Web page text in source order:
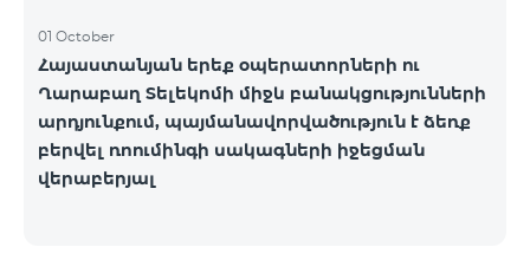
01 October
Հայաստանյան երեք օպերատորների ու
Ղարաբաղ Տելեկոմի միջև բանակցությունների
արդյունքում, պայմանավորվածություն է ձեռք
բերվել ռոումինգի սակագների իջեցման
վերաբերյալ